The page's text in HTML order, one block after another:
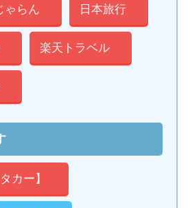
ゃらん 日本旅行
楽天トラベル
カー】